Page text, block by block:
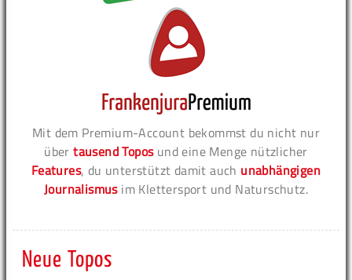
Mit dem Premium-Account bekommst du nicht nur
übertausend Toposund eine Menge nützlicher
Features, du unterstützt damit auch unabhängigen
Journalismusim Klettersport und Naturschutz.
Neue Topos